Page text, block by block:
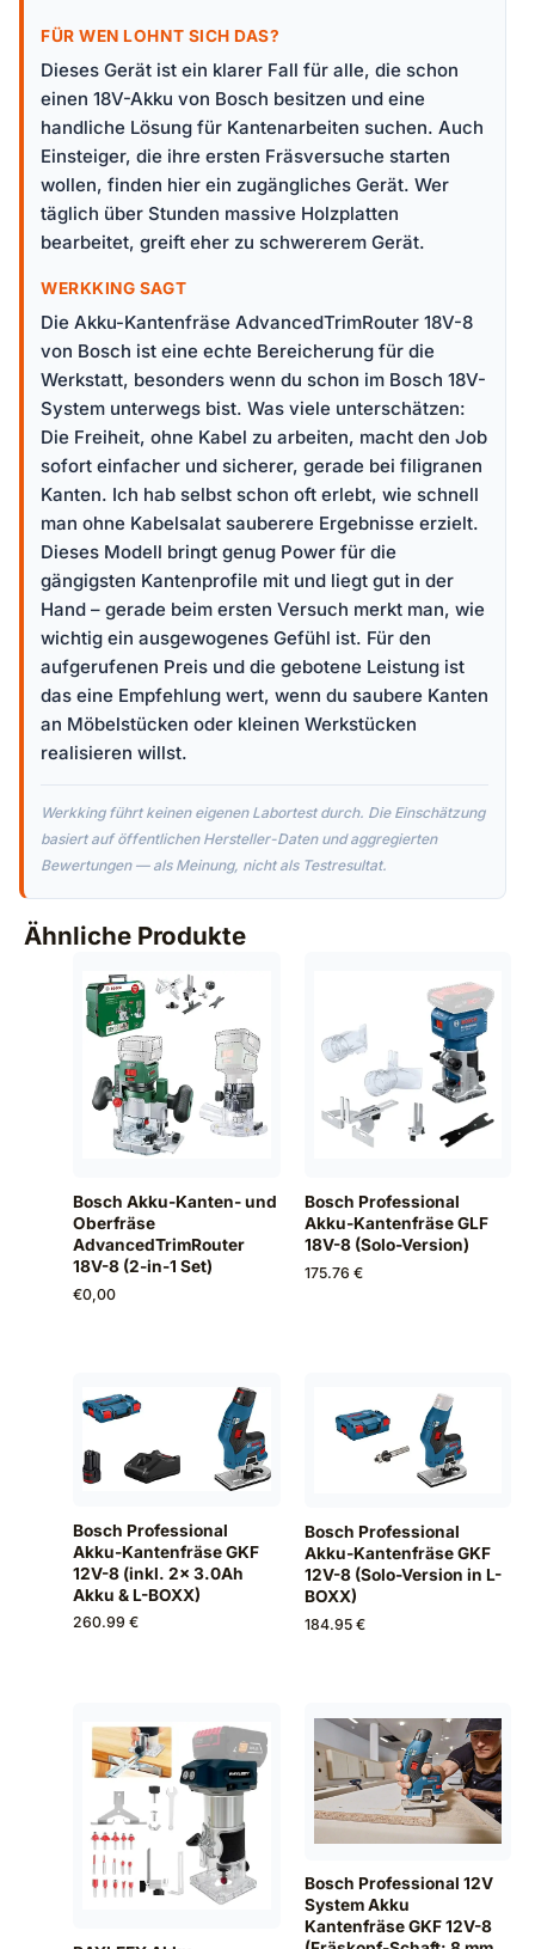
FÜR WEN LOHNT SICH DAS?
Dieses Gerät ist ein klarer Fall für alle, die schon
einen 18V-Akku von Bosch besitzen und eine
handliche Lösung für Kantenarbeiten suchen. Auch
Einsteiger, die ihre ersten Fräsversuche starten
wollen, finden hier ein zugängliches Gerät. Wer
täglich über Stunden massive Holzplatten
bearbeitet, greift eher zu schwererem Gerät.
WERKKING SAGT
Die Akku-Kantenfräse AdvancedTrimRouter 18V-8
von Bosch ist eine echte Bereicherung für die
Werkstatt, besonders wenn du schon im Bosch 18V-
System unterwegs bist. Was viele unterschätzen:
Die Freiheit, ohne Kabel zu arbeiten, macht den Job
sofort einfacher und sicherer, gerade bei filigranen
Kanten. Ich hab selbst schon oft erlebt, wie schnell
man ohne Kabelsalat sauberere Ergebnisse erzielt.
Dieses Modell bringt genug Power für die
gängigsten Kantenprofile mit und liegt gut in der
Hand – gerade beim ersten Versuch merkt man, wie
wichtig ein ausgewogenes Gefühl ist. Für den
aufgerufenen Preis und die gebotene Leistung ist
das eine Empfehlung wert, wenn du saubere Kanten
an Möbelstücken oder kleinen Werkstücken
realisieren willst.
Werkking führt keinen eigenen Labortest durch. Die Einschätzung
basiert auf öffentlichen Hersteller-Daten und aggregierten
Bewertungen — als Meinung, nicht als Testresultat.
Ähnliche Produkte
Bosch Akku-Kanten- und
Oberfräse
AdvancedTrimRouter
18V-8 (2-in-1 Set)
€0,00
Bosch Professional
Akku-Kantenfräse GLF
18V-8 (Solo-Version)
175.76 €
Bosch Professional
Akku-Kantenfräse GKF
12V-8 (inkl. 2x 3.0Ah
Akku & L-BOXX)
260.99 €
Bosch Professional
Akku-Kantenfräse GKF
12V-8 (Solo-Version in L-
BOXX)
184.95 €
Bosch Professional 12V
System Akku
Kantenfräse GKF 12V-8